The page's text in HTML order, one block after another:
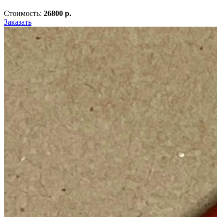
Стоимость: 26800 р.
Заказать